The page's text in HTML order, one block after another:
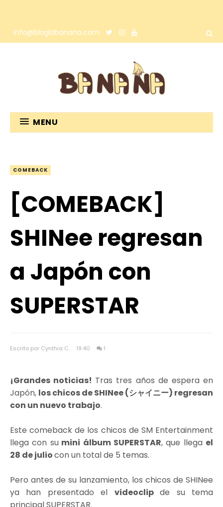
info@bloglabanana.com
MENU
COMEBACK
[COMEBACK]
SHINee regresan
a Japón con
SUPERSTAR
Escrito por Cynthia C. 19:40 1
¡Grandes noticias! Tras tres años de espera en
Japón, los chicos de SHINee (シャイニー) regresan
con un nuevo trabajo.
Este comeback de los chicos de SM Entertainment
llega con sumini álbum SUPERSTAR, que llega el
28 de juliocon un total de 5 temas.
Pero antes de su lanzamiento, los chicos de SHINee
ya han presentado el videoclipde su tema